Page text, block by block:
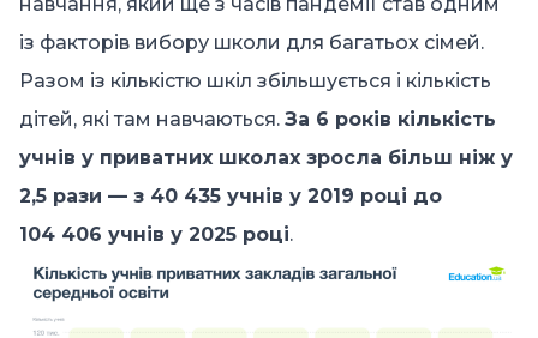
із факторів вибору школи для багатьох сімей.
Разом із кількістю шкіл збільшується і кількість
дітей, які там навчаються. За 6 років кількість
учнів у приватних школах зросла більш ніж у
2,5 рази — з 40 435 учнів у 2019 році до
104 406 учнів у 2025 році.